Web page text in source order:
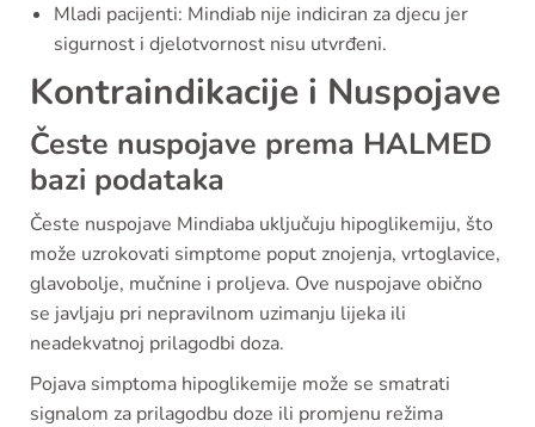
Mladi pacijenti: Mindiab nije indiciran za djecu jer
sigurnost i djelotvornost nisu utvrđeni.
Kontraindikacije i Nuspojave
Česte nuspojave prema HALMED
bazi podataka
Česte nuspojave Mindiaba uključuju hipoglikemiju, što
može uzrokovati simptome poput znojenja, vrtoglavice,
glavobolje, mučnine i proljeva. Ove nuspojave obično
se javljaju pri nepravilnom uzimanju lijeka ili
neadekvatnoj prilagodbi doza.
Pojava simptoma hipoglikemije može se smatrati
signalom za prilagodbu doze ili promjenu režima